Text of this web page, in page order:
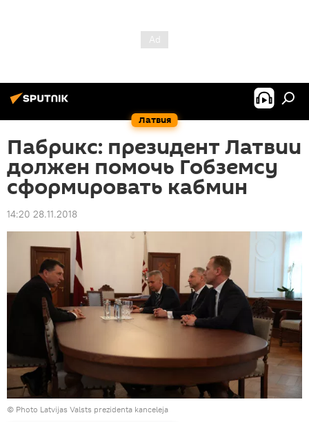
Латвия
Пабрикс: президент Латвии
должен помочь Гобземсу
сформировать кабмин
14:20 28.11.2018
© Photo Latvijas Valsts prezidenta kanceleja